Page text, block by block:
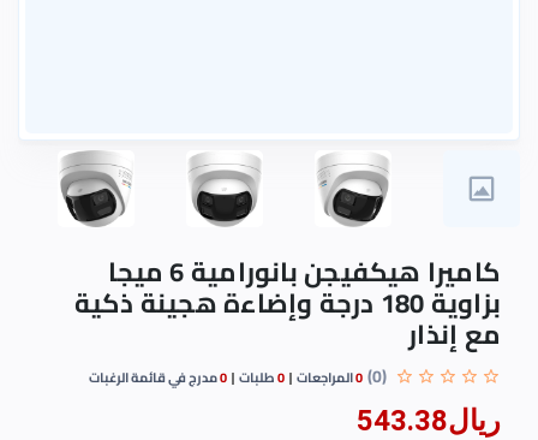
كاميرا هيكفيجن بانورامية 6 ميجا
بزاوية 180 درجة وإضاءة هجينة ذكية
مع إنذار
(0)
0المراجعات 0طلبات 0مدرج في قائمة الرغبات
ريال543.38